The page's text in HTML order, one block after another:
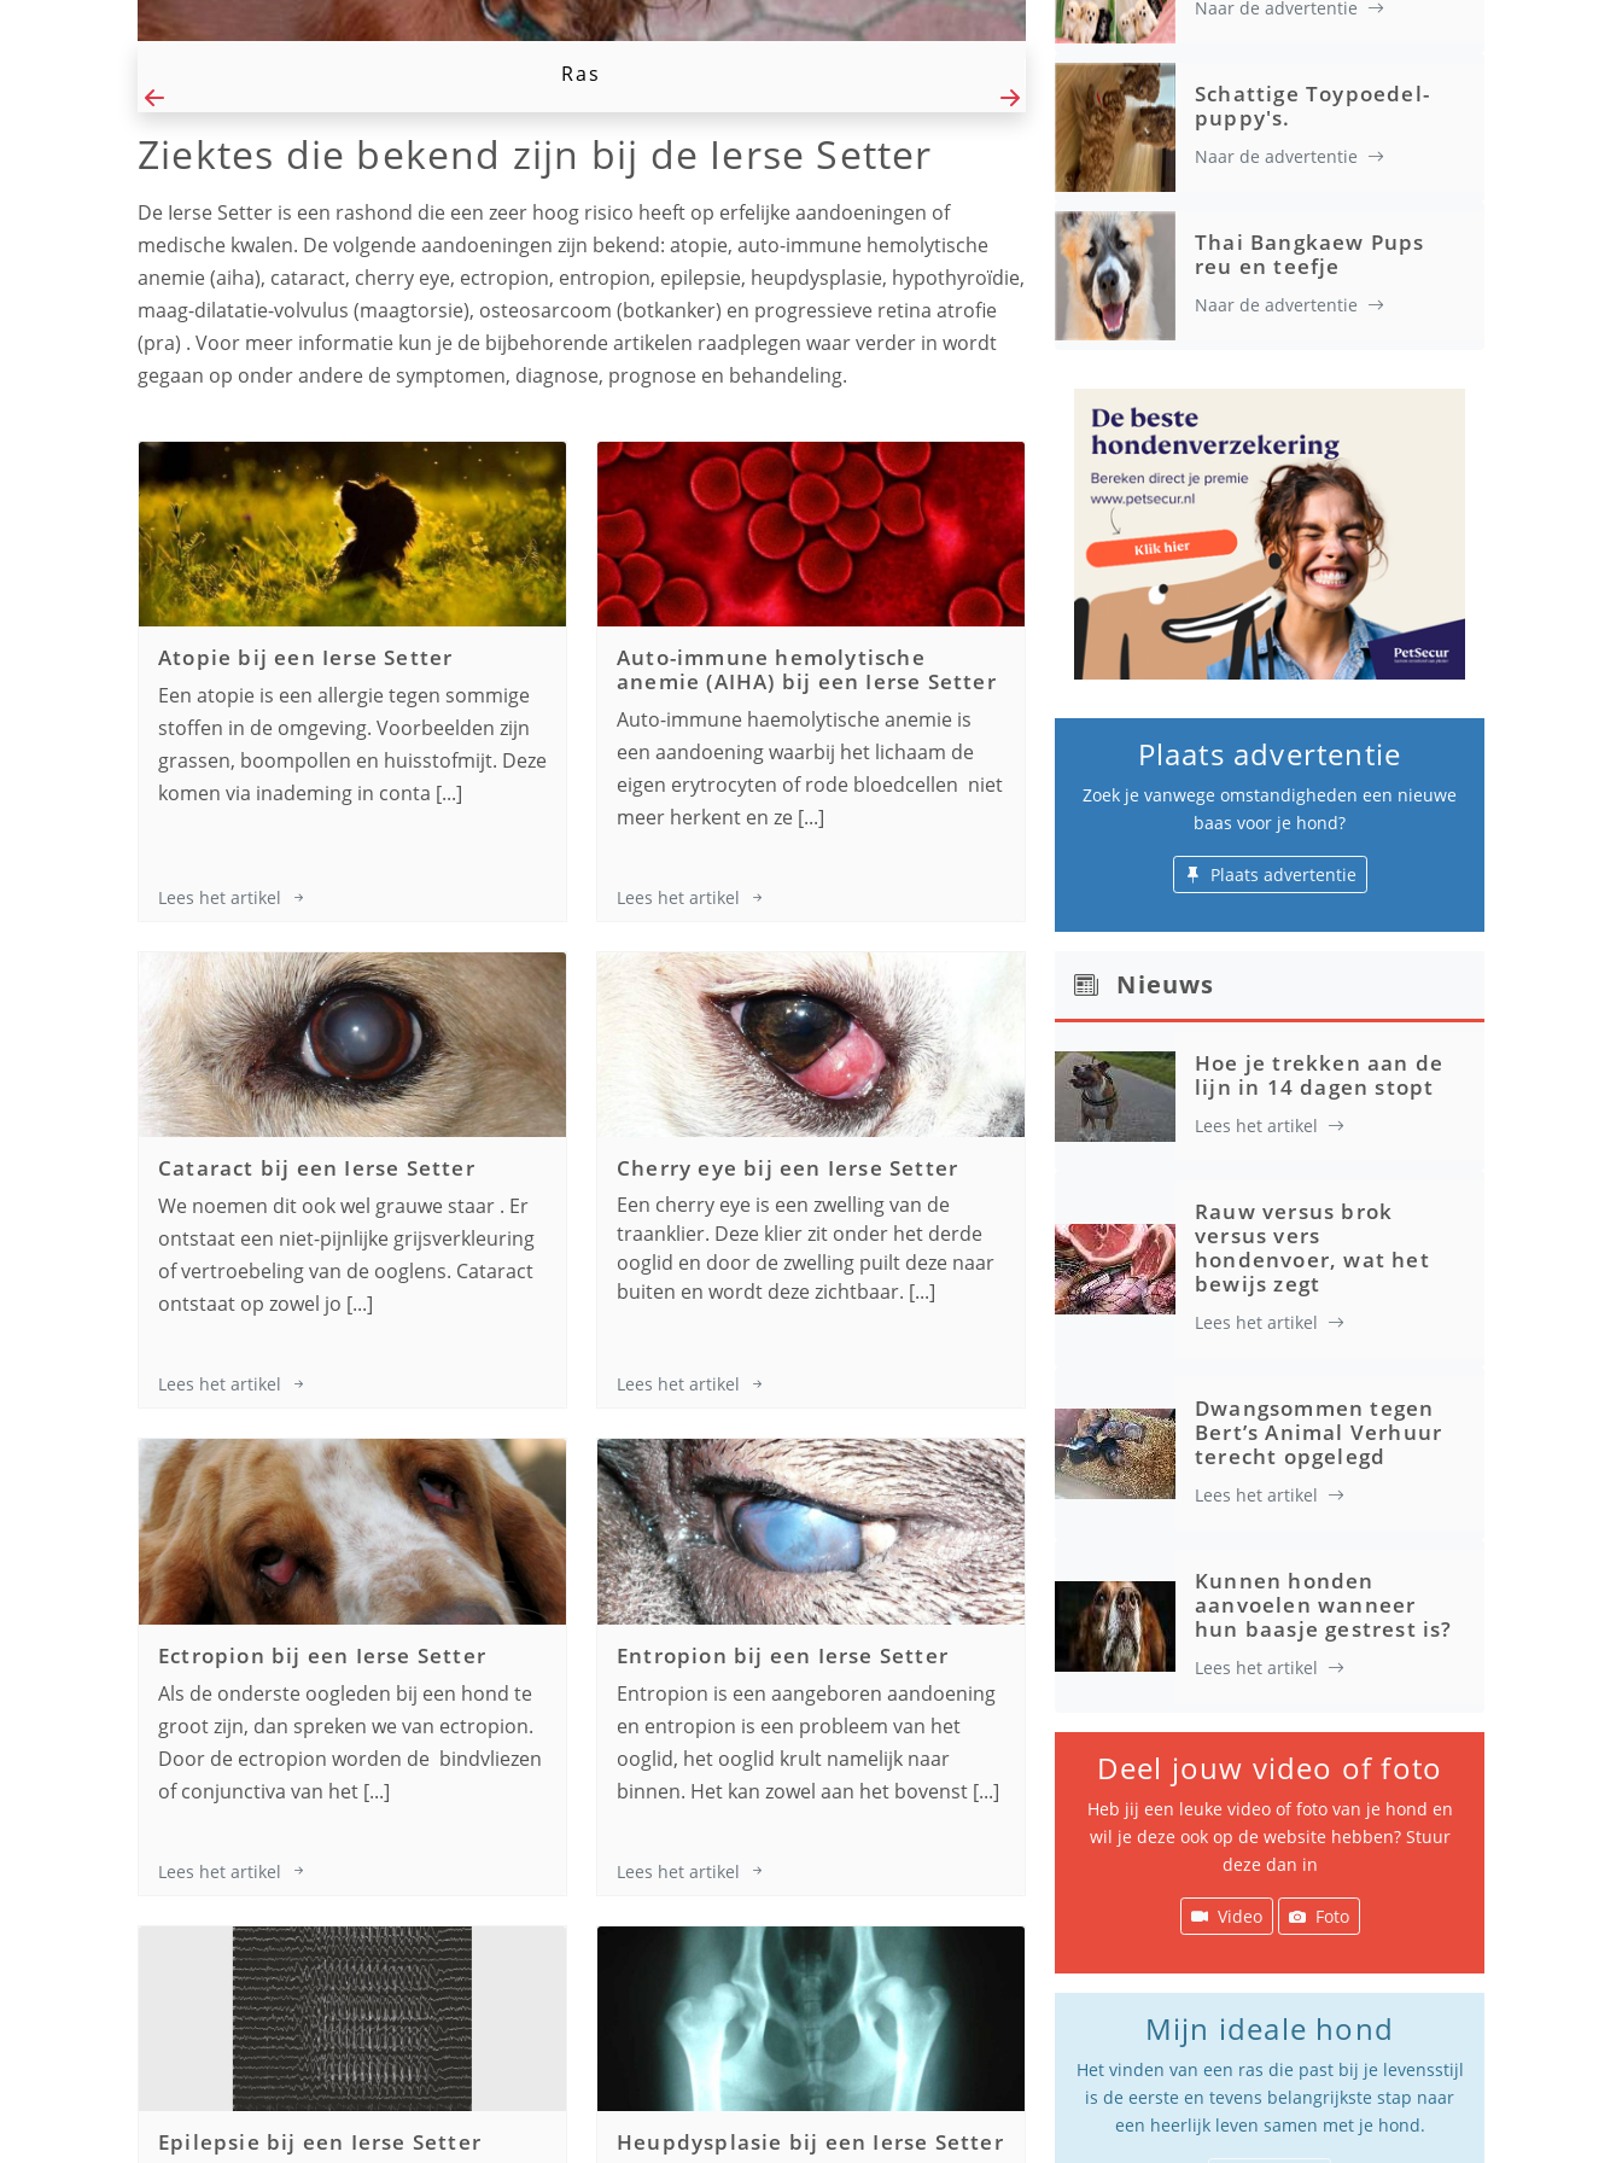
Ras
Ziektes die bekend zijn bij de Ierse Setter
De Ierse Setter is een rashond die een zeer hoog risico heeft op erfelijke aandoeningen of
medische kwalen. De volgende aandoeningen zijn bekend: atopie, auto-immune hemolytische
anemie (aiha), cataract, cherry eye, ectropion, entropion, epilepsie, heupdysplasie, hypothyroïdie,
maag-dilatatie-volvulus (maagtorsie), osteosarcoom (botkanker) en progressieve retina atrofie
(pra) . Voor meer informatie kun je de bijbehorende artikelen raadplegen waar verder in wordt
gegaan op onder andere de symptomen, diagnose, prognose en behandeling.
Atopie bij een Ierse Setter
Een atopie is een allergie tegen sommige
stoffen in de omgeving. Voorbeelden zijn
grassen, boompollen en huisstofmijt. Deze
komen via inademing in conta [...]
Lees het artikel
Auto-immune hemolytische
anemie (AIHA) bij een Ierse Setter
Auto-immune haemolytische anemie is
een aandoening waarbij het lichaam de
eigen erytrocyten of rode bloedcellen niet
meer herkent en ze [...]
Lees het artikel
Cataract bij een Ierse Setter
We noemen dit ook wel grauwe staar . Er
ontstaat een niet-pijnlijke grijsverkleuring
of vertroebeling van de ooglens. Cataract
ontstaat op zowel jo [...]
Lees het artikel
Cherry eye bij een Ierse Setter
Een cherry eye is een zwelling van de
traanklier. Deze klier zit onder het derde
ooglid en door de zwelling puilt deze naar
buiten en wordt deze zichtbaar. [...]
Lees het artikel
Ectropion bij een Ierse Setter
Als de onderste oogleden bij een hond te
groot zijn, dan spreken we van ectropion.
Door de ectropion worden de bindvliezen
of conjunctiva van het [...]
Lees het artikel
Entropion bij een Ierse Setter
Entropion is een aangeboren aandoening
en entropion is een probleem van het
ooglid, het ooglid krult namelijk naar
binnen. Het kan zowel aan het bovenst [...]
Lees het artikel
Epilepsie bij een Ierse Setter Heupdysplasie bij een Ierse Setter
Naar de advertentie
Schattige Toypoedel-
puppy's.
Naar de advertentie
Thai Bangkaew Pups
reu en teefje
Naar de advertentie
Plaats advertentie
Zoek je vanwege omstandigheden een nieuwe
baas voor je hond?
Plaats advertentie
Nieuws
Hoe je trekken aan de
lijn in 14 dagen stopt
Lees het artikel
Rauw versus brok
versus vers
hondenvoer, wat het
bewijs zegt
Lees het artikel
Dwangsommen tegen
Bert’s Animal Verhuur
terecht opgelegd
Lees het artikel
Kunnen honden
aanvoelen wanneer
hun baasje gestrest is?
Lees het artikel
Deel jouw video of foto
Heb jij een leuke video of foto van je hond en
wil je deze ook op de website hebben? Stuur
deze dan in
Video Foto
Mijn ideale hond
Het vinden van een ras die past bij je levensstijl
is de eerste en tevens belangrijkste stap naar
een heerlijk leven samen met je hond.